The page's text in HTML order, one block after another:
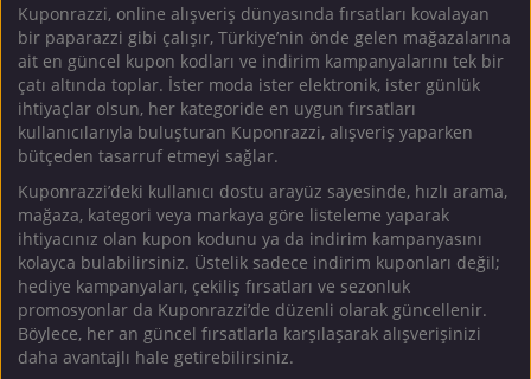
Kuponrazzi, online alışveriş dünyasında fırsatları kovalayan
bir paparazzi gibi çalışır, Türkiye’nin önde gelen mağazalarına
ait en güncel kupon kodları ve indirim kampanyalarını tek bir
çatı altında toplar. İster moda ister elektronik, ister günlük
ihtiyaçlar olsun, her kategoride en uygun fırsatları
kullanıcılarıyla buluşturan Kuponrazzi, alışveriş yaparken
bütçeden tasarruf etmeyi sağlar.
Kuponrazzi’deki kullanıcı dostu arayüz sayesinde, hızlı arama,
mağaza, kategori veya markaya göre listeleme yaparak
ihtiyacınız olan kupon kodunu ya da indirim kampanyasını
kolayca bulabilirsiniz. Üstelik sadece indirim kuponları değil;
hediye kampanyaları, çekiliş fırsatları ve sezonluk
promosyonlar da Kuponrazzi’de düzenli olarak güncellenir.
Böylece, her an güncel fırsatlarla karşılaşarak alışverişinizi
daha avantajlı hale getirebilirsiniz.